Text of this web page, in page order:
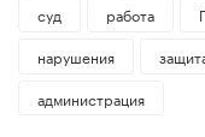
суд
работа
нарушения
администрация